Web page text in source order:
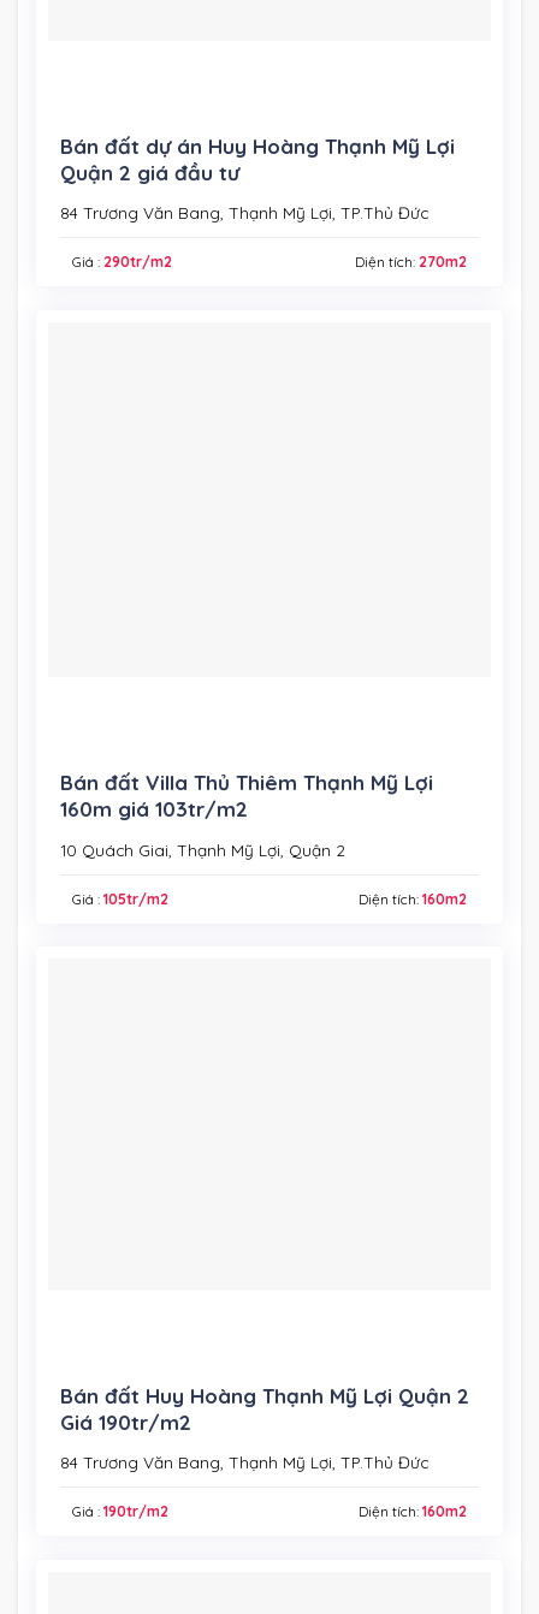
Bán đất dự án Huy Hoàng Thạnh Mỹ Lợi
Quận 2 giá đầu tư
84 Trương Văn Bang, Thạnh Mỹ Lợi, TP.Thủ Đức
Giá : 290tr/m2 Diện tích: 270m2
Bán đất Villa Thủ Thiêm Thạnh Mỹ Lợi
160m giá 103tr/m2
10 Quách Giai, Thạnh Mỹ Lợi, Quận 2
Giá : 105tr/m2 Diện tích:160m2
Bán đất Huy Hoàng Thạnh Mỹ Lợi Quận 2
Giá 190tr/m2
84 Trương Văn Bang, Thạnh Mỹ Lợi, TP.Thủ Đức
Giá : 190tr/m2 Diện tích:160m2